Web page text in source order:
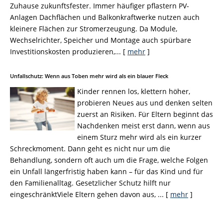
Zuhause zukunftsfester. Immer häufiger pflastern PV-
Anlagen Dachflächen und Balkonkraftwerke nutzen auch
kleinere Flächen zur Stromerzeugung. Da Module,
Wechselrichter, Speicher und Montage auch spürbare
Investitionskosten produzieren,... [ mehr ]
Unfallschutz: Wenn aus Toben mehr wird als ein blauer Fleck
Kinder rennen los, klettern höher,
probieren Neues aus und denken selten
zuerst an Risiken. Für Eltern beginnt das
Nachdenken meist erst dann, wenn aus
einem Sturz mehr wird als ein kurzer
Schreckmoment. Dann geht es nicht nur um die
Behandlung, sondern oft auch um die Frage, welche Folgen
ein Unfall längerfristig haben kann – für das Kind und für
den Familienalltag. Gesetzlicher Schutz hilft nur
eingeschränktViele Eltern gehen davon aus, ... [ mehr ]